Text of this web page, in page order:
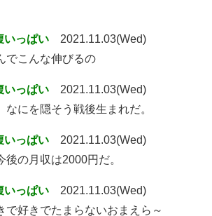
いっぱい
2021.11.03(Wed)
でこんな伸びるの
いっぱい
2021.11.03(Wed)
なにを隠そう戦後生まれだ。
いっぱい
2021.11.03(Wed)
の月収は2000円だ。
いっぱい
2021.11.03(Wed)
で好きでたまらないおまえら～